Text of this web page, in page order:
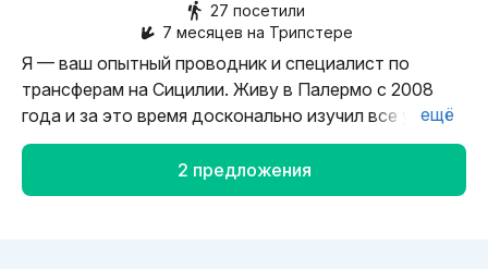
27 посетили
7 месяцев на Трипстере
Я — ваш опытный проводник и специалист по
трансферам на Сицилии. Живу в Палермо с 2008
года и за это время досконально изучил все уголки
острова.
Предоставляю полное сопровождение и помощь с
ещё
2 предложения